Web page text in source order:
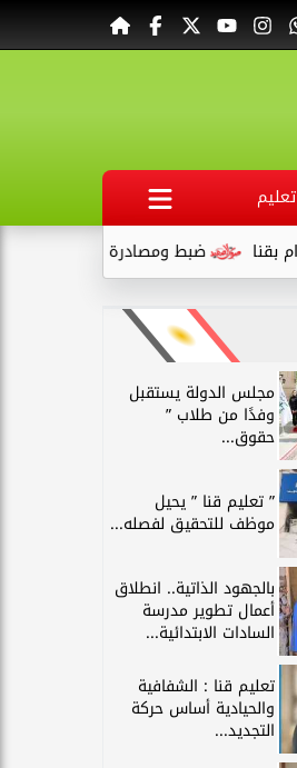
تعليم
ضبط ومصادرة 340 كجم لحوم غير صالحة وتحرير 39 مخالفة في المنيا
مجلس الدولة يستقبل
وفدًا من طلاب ”
حقوق...
” تعليم قنا ” يحيل
موظف للتحقيق لفصله...
بالجهود الذاتية.. انطلاق
أعمال تطوير مدرسة
السادات الابتدائية...
تعليم قنا : الشفافية
والحيادية أساس حركة
التجديد...